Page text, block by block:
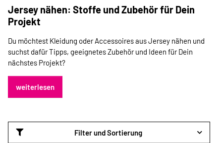
Jersey nähen: Stoffe und Zubehör für Dein
Projekt
Du möchtest Kleidung oder Accessoires aus Jersey nähen und
suchst dafür Tipps, geeignetes Zubehör und Ideen für Dein
nächstes Projekt?
weiterlesen
Filter und Sortierung